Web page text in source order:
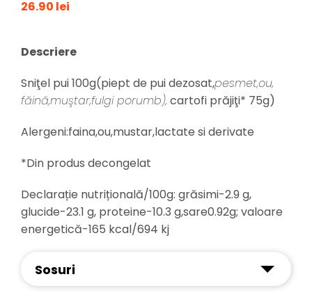
26.90 lei
Descriere
Sniţel pui 100g(piept de pui dezosat,pesmet,ou,
făină,muştar,fulgi porumb), cartofi prăjiţi* 75g)
Alergeni:faina,ou,mustar,lactate si derivate
*Din produs decongelat
Declarație nutrițională/100g: grăsimi-2.9 g,
glucide-23.1 g, proteine-10.3 g,sare0.92g; valoare
energetică-165 kcal/694 kj
Sosuri